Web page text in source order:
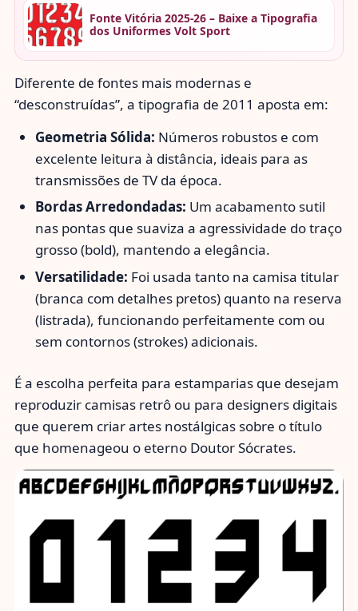
Fonte Vitória 2025-26 – Baixe a Tipografia
dos Uniformes Volt Sport
Diferente de fontes mais modernas e
“desconstruídas”, a tipografia de 2011 aposta em:
Geometria Sólida: Números robustos e com
excelente leitura à distância, ideais para as
transmissões de TV da época.
Bordas Arredondadas: Um acabamento sutil
nas pontas que suaviza a agressividade do traço
grosso (bold), mantendo a elegância.
Versatilidade: Foi usada tanto na camisa titular
(branca com detalhes pretos) quanto na reserva
(listrada), funcionando perfeitamente com ou
sem contornos (strokes) adicionais.
É a escolha perfeita para estamparias que desejam
reproduzir camisas retrô ou para designers digitais
que querem criar artes nostálgicas sobre o título
que homenageou o eterno Doutor Sócrates.